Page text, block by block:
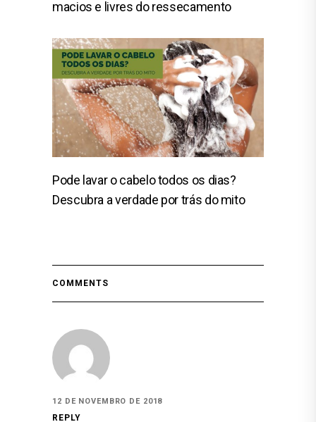
macios e livres do ressecamento
Pode lavar o cabelo todos os dias?
Descubra a verdade por trás do mito
COMMENTS
12 DE NOVEMBRO DE 2018
REPLY